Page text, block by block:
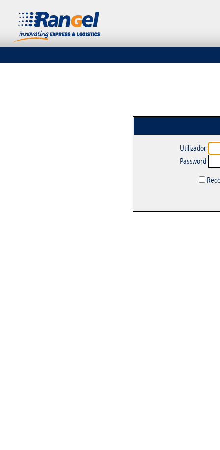
Utilizador
Password